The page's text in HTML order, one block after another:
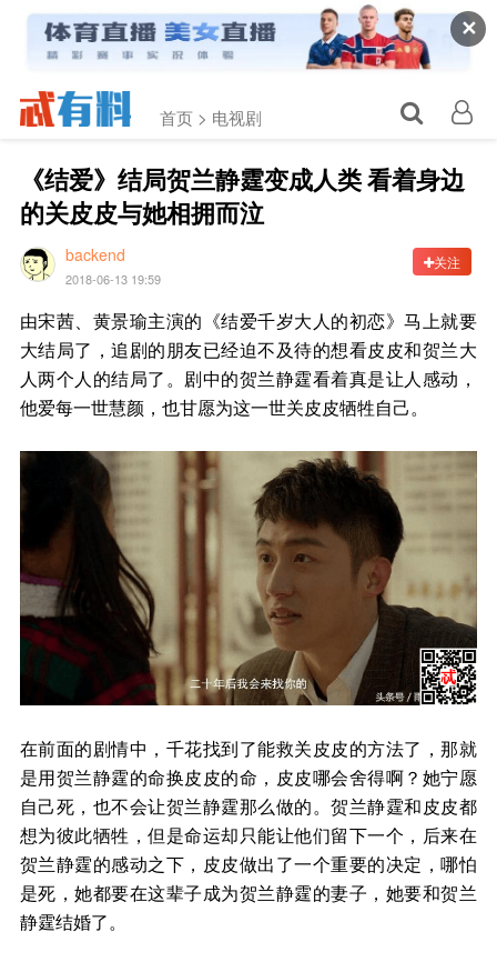
✕
首页 > 电视剧
《结爱》结局贺兰静霆变成人类 看着身边
的关皮皮与她相拥而泣
backend
2018-06-13 19:59
关注
由宋茜、黄景瑜主演的《结爱千岁大人的初恋》马上就要
大结局了，追剧的朋友已经迫不及待的想看皮皮和贺兰大
人两个人的结局了。剧中的贺兰静霆看着真是让人感动，
他爱每一世慧颜，也甘愿为这一世关皮皮牺牲自己。
在前面的剧情中，千花找到了能救关皮皮的方法了，那就
是用贺兰静霆的命换皮皮的命，皮皮哪会舍得啊？她宁愿
自己死，也不会让贺兰静霆那么做的。贺兰静霆和皮皮都
想为彼此牺牲，但是命运却只能让他们留下一个，后来在
贺兰静霆的感动之下，皮皮做出了一个重要的决定，哪怕
是死，她都要在这辈子成为贺兰静霆的妻子，她要和贺兰
静霆结婚了。